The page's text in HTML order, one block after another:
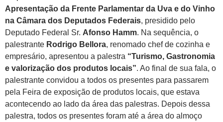
Apresentação da Frente Parlamentar da Uva e do Vinho
na Câmara dos Deputados Federais, presidido pelo
Deputado Federal Sr. Afonso Hamm. Na sequência, o
palestrante Rodrigo Bellora, renomado chef de cozinha e
empresário, apresentou a palestra “Turismo, Gastronomia
e valorização dos produtos locais”. Ao final de sua fala, o
palestrante convidou a todos os presentes para passarem
pela Feira de exposição de produtos locais, que estava
acontecendo ao lado da área das palestras. Depois dessa
palestra, todos os presentes foram até a área do almoço